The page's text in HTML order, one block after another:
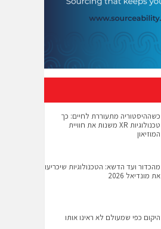
כשההיסטוריה מתעוררת לחיים: כך
טכנולוגיות XR משנות את חוויית
המוזיאון
מהכדור ועד הדשא: הטכנולוגיות שיכריעו
את מונדיאל 2026
היקום כפי שמעולם לא ראינו אותו